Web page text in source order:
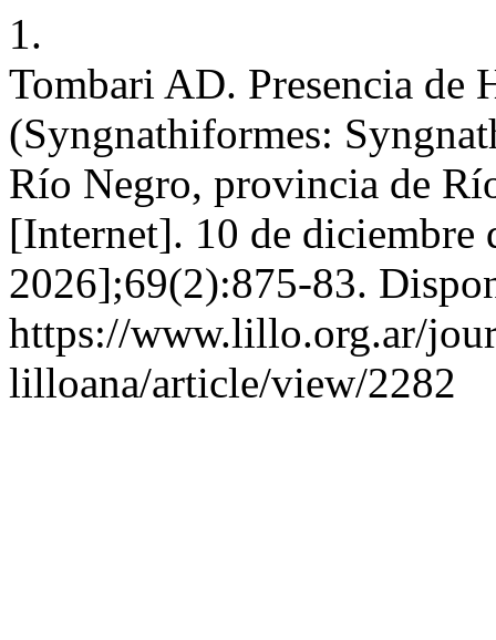
1.
Tombari AD. Presencia de
(Syngnathiformes:
Río Negro, provincia de
[Internet]. 10 de diciembre
2026];69(2):875-83.
https://www.lillo.org.ar/
lilloana/article/view/2282